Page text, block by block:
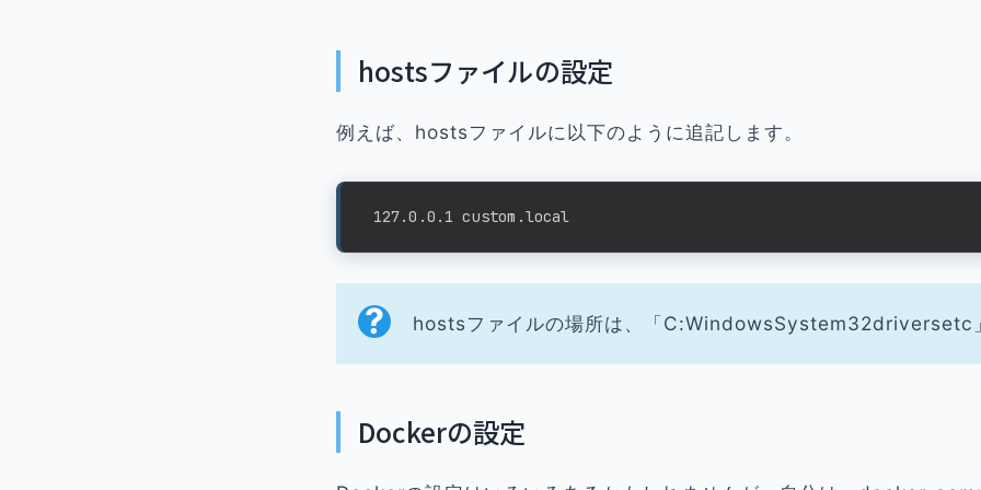
hostsファイルの設定
例えば、hostsファイルに以下のように追記します。
127.0.0.1 custom.local
hostsファイルの場所は、「C:WindowsSystem32driversetc
Dockerの設定